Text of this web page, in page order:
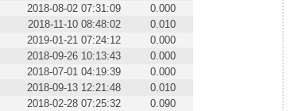
2018-08-02 07:31:09
0.000
2018-11-10 08:48:02
0.010
2019-01-21 07:24:12
0.000
2018-09-26 10:13:43
0.000
2018-07-01 04:19:39
0.000
2018-09-13 12:21:48
0.010
2018-02-28 07:25:32
0.090